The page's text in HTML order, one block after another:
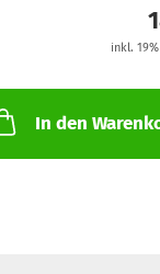
inkl.
In den